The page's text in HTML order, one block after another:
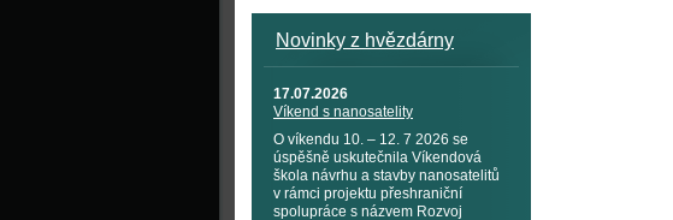
Novinky z hvězdárny
17.07.2026
Víkend s nanosatelity
O víkendu 10. – 12. 7 2026 se
úspěšně uskutečnila Víkendová
škola návrhu a stavby nanosatelitů
v rámci projektu přeshraniční
spolupráce s názvem Rozvoj